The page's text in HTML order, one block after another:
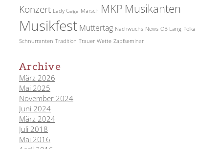
Konzert Lady Gaga Marsch MKP Musikanten
Musikfest Muttertag Nachwuchs News OB Lang Polka
Schnurranten Tradition Trauer Wette Zapfseminar
Archive
März 2026
Mai 2025
November 2024
Juni 2024
März 2024
Juli 2018
Mai 2016